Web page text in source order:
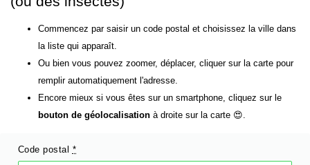
Commencez par saisir un code postal et choisissez la ville dans
la liste qui apparaît.
Ou bien vous pouvez zoomer, déplacer, cliquer sur la carte pour
remplir automatiquement l'adresse.
Encore mieux si vous êtes sur un smartphone, cliquez sur le
bouton de géolocalisation à droite sur la carte 😍.
Code postal *